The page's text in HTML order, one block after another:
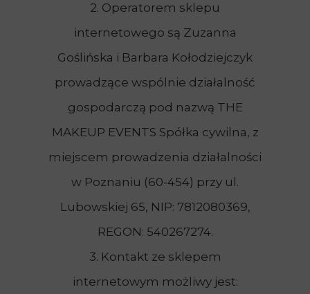
2. Operatorem sklepu
internetowego są Zuzanna
Goślińska i Barbara Kołodziejczyk
prowadzące wspólnie działalność
gospodarczą pod nazwą THE
MAKEUP EVENTS Spółka cywilna, z
miejscem prowadzenia działalności
w Poznaniu (60-454) przy ul.
Lubowskiej 65, NIP: 7812080369,
REGON: 540267274.
3. Kontakt ze sklepem
internetowym możliwy jest: